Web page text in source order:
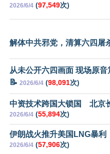
2026/6/4 (97,549次)
解体中共邪党，清算六四屠
从未公开六四画面 现场原音
📝 2026/6/4 (98,091次)
中资技术跨国大锁国 北京
2026/6/4 (55,894次)
伊朗战火推升美国LNG暴
2026/6/4 (57,906次)